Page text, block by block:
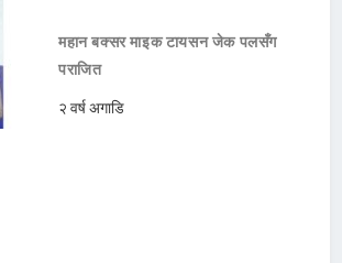
महान बक्सर माइक टायसन जेक पलसँग
पराजित
२ वर्ष अगाडि